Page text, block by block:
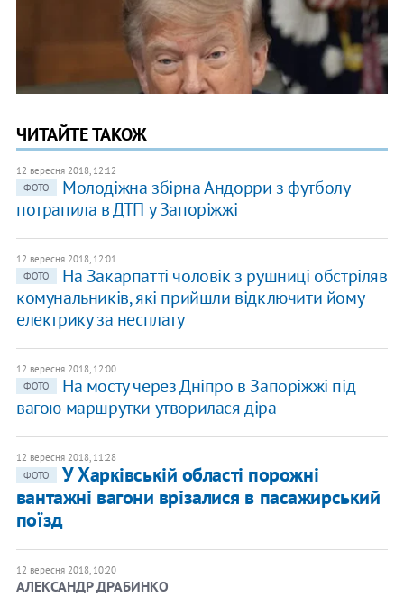
ЧИТАЙТЕ ТАКОЖ
12 вересня 2018, 12:12
ФОТО
Молодіжна збірна Андорри з футболу
потрапила в ДТП у Запоріжжі
12 вересня 2018, 12:01
ФОТО
На Закарпатті чоловік з рушниці обстріляв
комунальників, які прийшли відключити йому
електрику за несплату
12 вересня 2018, 12:00
ФОТО
На мосту через Дніпро в Запоріжжі під
вагою маршрутки утворилася діра
12 вересня 2018, 11:28
ФОТО
У Харківській області порожні
вантажні вагони врізалися в пасажирський
поїзд
12 вересня 2018, 10:20
АЛЕКСАНДР ДРАБИНКО